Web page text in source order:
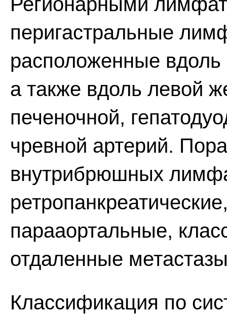
перигастральные
расположенные
а также вдоль левой
печеночной,
чревной артерий.
внутрибрюшных
парааортальные,
отдаленные
Классификация по